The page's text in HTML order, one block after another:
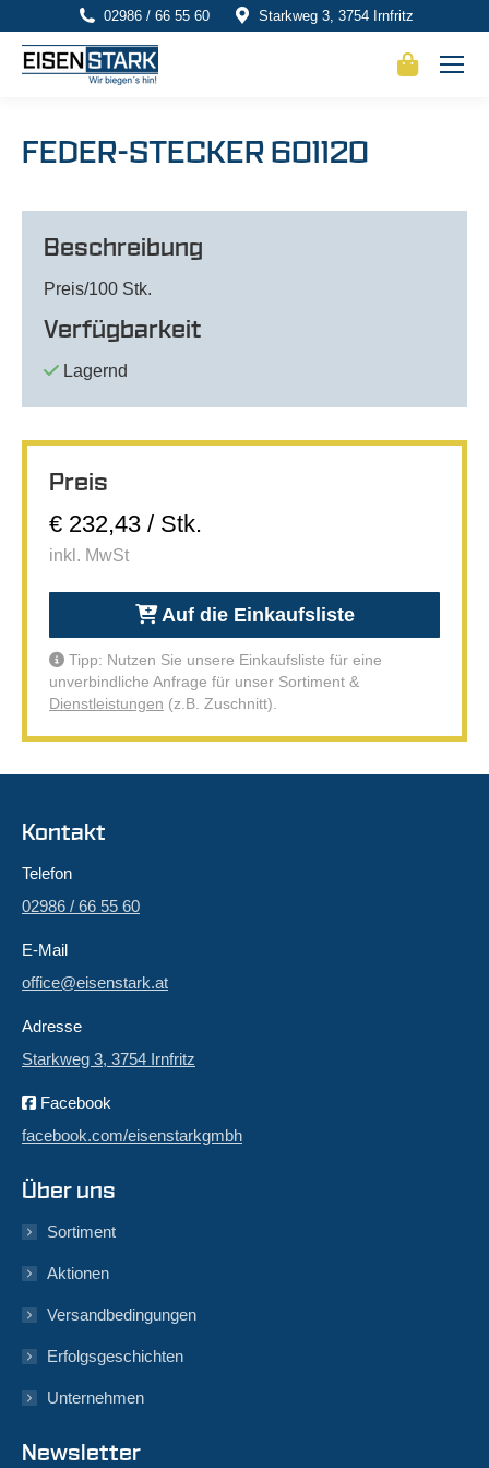
02986 / 66 55 60 Starkweg 3, 3754 Irnfritz
FEDER-STECKER 601120
Beschreibung
Preis/100 Stk.
Verfügbarkeit
Lagernd
Preis
€ 232,43 / Stk.
inkl. MwSt
Auf die Einkaufsliste
Tipp: Nutzen Sie unsere Einkaufsliste für eine
unverbindliche Anfrage für unser Sortiment &
Dienstleistungen (z.B. Zuschnitt).
Kontakt
Telefon
02986 / 66 55 60
E-Mail
office@eisenstark.at
Adresse
Starkweg 3, 3754 Irnfritz
Facebook
facebook.com/eisenstarkgmbh
Über uns
Sortiment
Aktionen
Versandbedingungen
Erfolgsgeschichten
Unternehmen
Newsletter